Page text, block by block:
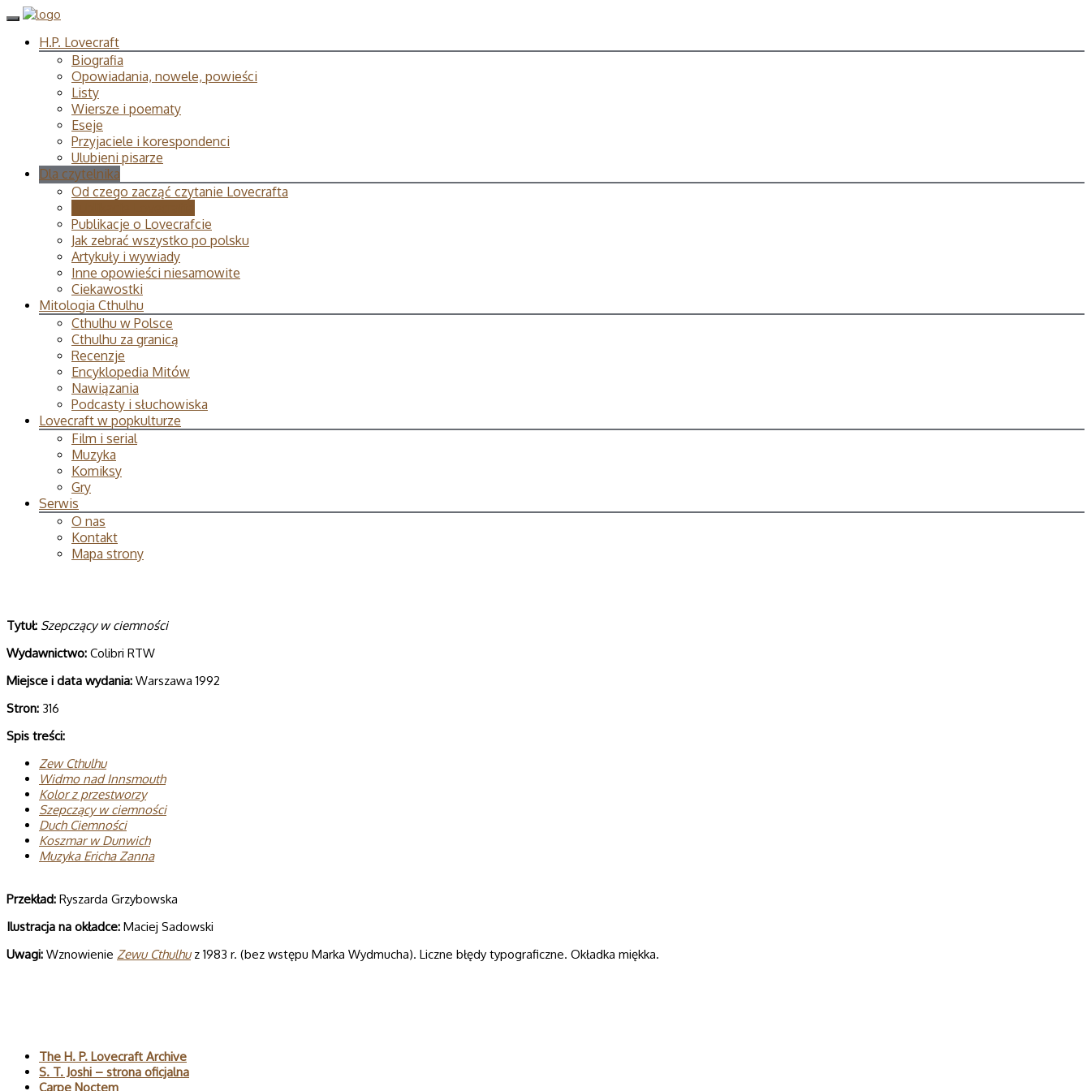
H.P. Lovecraft
Biografia
Opowiadania, nowele, powieści
Listy
Wiersze i poematy
Eseje
Przyjaciele i korespondenci
Ulubieni pisarze
Dla czytelnika
Od czego zacząć czytanie Lovecrafta
Publikacje o Lovecrafcie
Jak zebrać wszystko po polsku
Artykuły i wywiady
Inne opowieści niesamowite
Ciekawostki
Mitologia Cthulhu
Cthulhu w Polsce
Cthulhu za granicą
Recenzje
Encyklopedia Mitów
Nawiązania
Podcasty i słuchowiska
Lovecraft w popkulturze
Film i serial
Muzyka
Komiksy
Gry
Serwis
O nas
Kontakt
Mapa strony
Tytuł: Szepczący w ciemności
Wydawnictwo: Colibri RTW
Miejsce i data wydania: Warszawa 1992
Stron: 316
Spis treści:
Zew Cthulhu
Widmo nad Innsmouth
Kolor z przestworzy
Szepczący w ciemności
Duch Ciemności
Koszmar w Dunwich
Muzyka Ericha Zanna
Przekład: Ryszarda Grzybowska
Ilustracja na okładce: Maciej Sadowski
Uwagi: Wznowienie Zewu Cthulhuz 1983 r. (bez wstępu Marka Wydmucha). Liczne błędy typograficzne. Okładka miękka.
The H. P. Lovecraft Archive
S. T. Joshi – strona oficjalna
Carpe Noctem